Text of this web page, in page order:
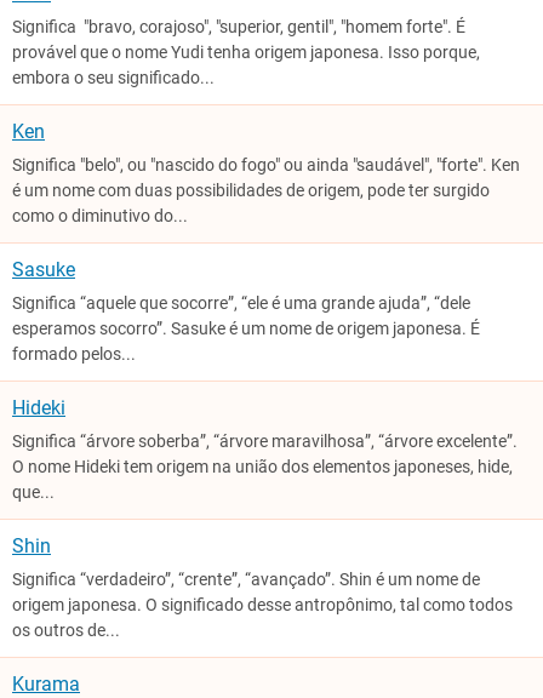
Significa "bravo, corajoso", "superior, gentil", "homem forte". É
provável que o nome Yudi tenha origem japonesa. Isso porque,
embora o seu significado...
Ken
Significa "belo", ou "nascido do fogo" ou ainda "saudável", "forte". Ken
é um nome com duas possibilidades de origem, pode ter surgido
como o diminutivo do...
Sasuke
Significa “aquele que socorre”, “ele é uma grande ajuda”, “dele
esperamos socorro”. Sasuke é um nome de origem japonesa. É
formado pelos...
Hideki
Significa “árvore soberba”, “árvore maravilhosa”, “árvore excelente”.
O nome Hideki tem origem na união dos elementos japoneses, hide,
que...
Shin
Significa “verdadeiro”, “crente”, “avançado”. Shin é um nome de
origem japonesa. O significado desse antropônimo, tal como todos
os outros de...
Kurama